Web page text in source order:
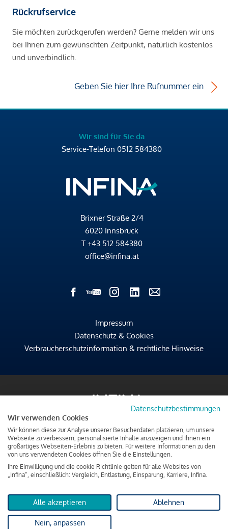
Rückrufservice
Sie möchten zurückgerufen werden? Gerne melden wir uns
bei Ihnen zum gewünschten Zeitpunkt, natürlich kostenlos
und unverbindlich.
Geben Sie hier Ihre Rufnummer ein
Wir sind für Sie da
Service-Telefon 0512 584380
Brixner Straße 2/4
6020 Innsbruck
T +43 512 584380
office@infina.at
Impressum
Datenschutz & Cookies
Verbraucherschutzinformation & rechtliche Hinweise
Datenschutzbestimmungen
Wir verwenden Cookies
Wir können diese zur Analyse unserer Besucherdaten platzieren, um unsere
Webseite zu verbessern, personalisierte Inhalte anzuzeigen und Ihnen ein
großartiges Webseiten-Erlebnis zu bieten. Für weitere Informationen zu den
von uns verwendeten Cookies öffnen Sie die Einstellungen.
Ihre Einwilligung und die cookie Richtlinie gelten für alle Websites von
„Infina“, einschließlich: Vergleich, Entlastung, Einsparung, Karriere, Infina.
Alle akzeptieren Ablehnen
Nein, anpassen